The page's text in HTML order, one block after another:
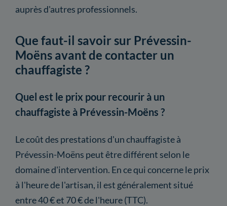
auprès d'autres professionnels.
Que faut-il savoir sur Prévessin-
Moëns avant de contacter un
chauffagiste ?
Quel est le prix pour recourir à un
chauffagiste à Prévessin-Moëns ?
Le coût des prestations d'un chauffagiste à
Prévessin-Moëns peut être différent selon le
domaine d'intervention. En ce qui concerne le prix
à l'heure de l'artisan, il est généralement situé
entre 40 € et 70 € de l'heure (TTC).